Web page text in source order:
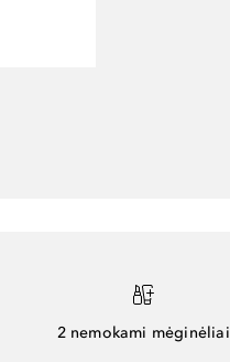
2 nemokami mėginėliai